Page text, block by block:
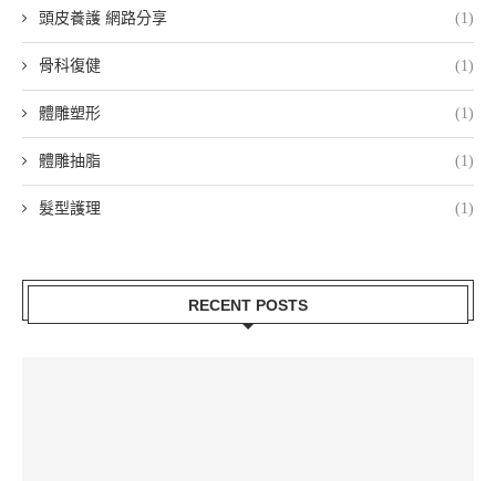
頭皮養護 網路分享 (1)
骨科復健 (1)
體雕塑形 (1)
體雕抽脂 (1)
髮型護理 (1)
RECENT POSTS